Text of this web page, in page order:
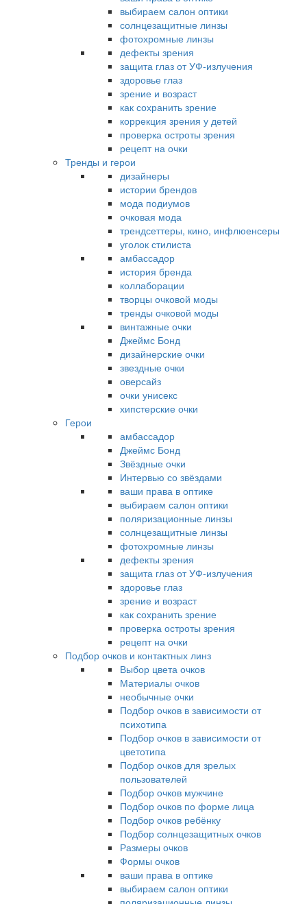
выбираем салон оптики
солнцезащитные линзы
фотохромные линзы
дефекты зрения
защита глаз от УФ-излучения
здоровье глаз
зрение и возраст
как сохранить зрение
коррекция зрения у детей
проверка остроты зрения
рецепт на очки
Тренды и герои
дизайнеры
истории брендов
мода подиумов
очковая мода
трендсеттеры, кино, инфлюенсеры
уголок стилиста
амбассадор
история бренда
коллаборации
творцы очковой моды
тренды очковой моды
винтажные очки
Джеймс Бонд
дизайнерские очки
звездные очки
оверсайз
очки унисекс
хипстерские очки
Герои
амбассадор
Джеймс Бонд
Звёздные очки
Интервью со звёздами
ваши права в оптике
выбираем салон оптики
поляризационные линзы
солнцезащитные линзы
фотохромные линзы
дефекты зрения
защита глаз от УФ-излучения
здоровье глаз
зрение и возраст
как сохранить зрение
проверка остроты зрения
рецепт на очки
Подбор очков и контактных линз
Выбор цвета очков
Материалы очков
необычные очки
Подбор очков в зависимости от
психотипа
Подбор очков в зависимости от
цветотипа
Подбор очков для зрелых
пользователей
Подбор очков мужчине
Подбор очков по форме лица
Подбор очков ребёнку
Подбор солнцезащитных очков
Размеры очков
Формы очков
ваши права в оптике
выбираем салон оптики